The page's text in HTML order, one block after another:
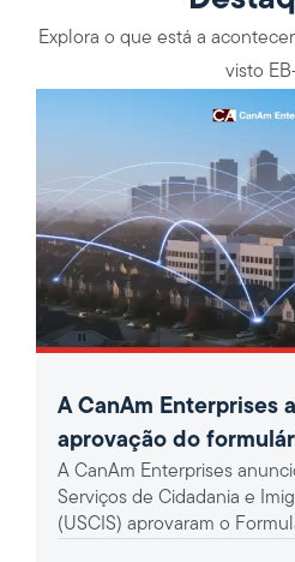
Explora o que está a
visto
A CanAm Enterprises
aprovação do
projeto EB-5 de banda
A CanAm Enterprises
Serviços de Cidadania e
(USCIS) aprovaram o